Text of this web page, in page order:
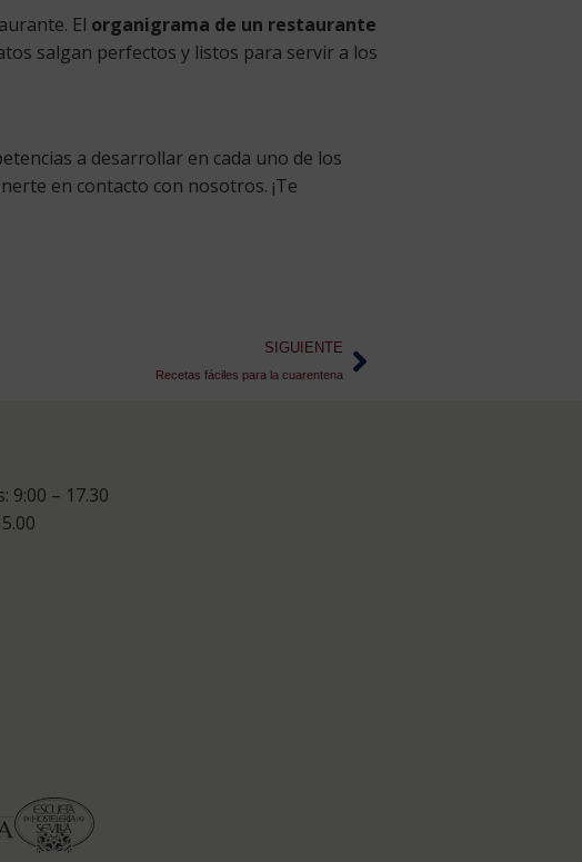
El organigrama de un restaurante
salgan perfectos y listos para servir a los
a desarrollar en cada uno de los
en contacto con nosotros. ¡Te
SIGUIENTE
Recetas fáciles para la cuarentena
9:00 – 17.30